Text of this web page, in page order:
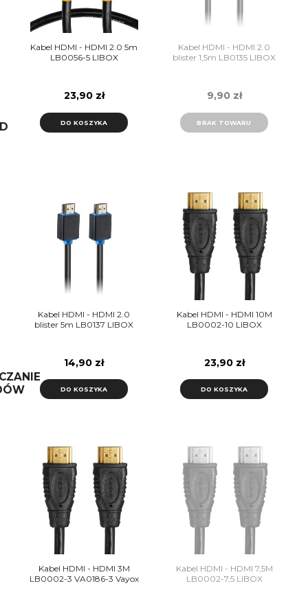
Kabel HDMI - HDMI 2.0 5m
LB0056-5 LIBOX
23,90 zł
DO KOSZYKA
Kabel HDMI - HDMI 2.0
blister 1,5m LB0135 LIBOX
9,90 zł
BRAK TOWARU
Kabel HDMI - HDMI 2.0
blister 5m LB0137 LIBOX
14,90 zł
DO KOSZYKA
Kabel HDMI - HDMI 10M
LB0002-10 LIBOX
23,90 zł
DO KOSZYKA
Kabel HDMI - HDMI 3M
LB0002-3 VA0186-3 Vayox
Kabel HDMI - HDMI 7,5M
LB0002-7,5 LIBOX